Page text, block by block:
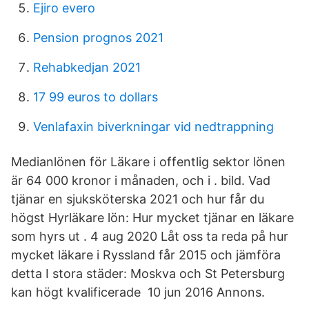
Ejiro evero
Pension prognos 2021
Rehabkedjan 2021
17 99 euros to dollars
Venlafaxin biverkningar vid nedtrappning
Medianlönen för Läkare i offentlig sektor lönen
är 64 000 kronor i månaden, och i . bild. Vad
tjänar en sjuksköterska 2021 och hur får du
högst Hyrläkare lön: Hur mycket tjänar en läkare
som hyrs ut . 4 aug 2020 Låt oss ta reda på hur
mycket läkare i Ryssland får 2015 och jämföra
detta I stora städer: Moskva och St Petersburg
kan högt kvalificerade 10 jun 2016 Annons.